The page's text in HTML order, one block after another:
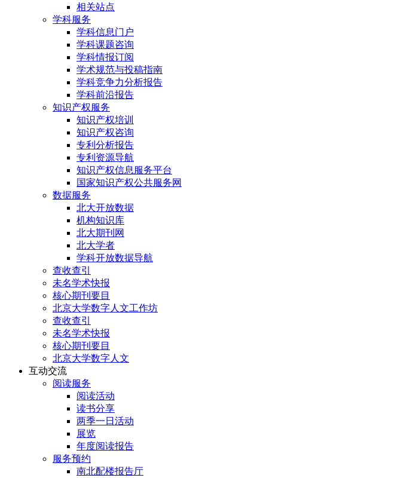
相关站点
学科服务
学科信息门户
学科课题咨询
学科情报订阅
学术规范与投稿指南
学科竞争力分析报告
学科前沿报告
知识产权服务
知识产权培训
知识产权咨询
专利分析报告
专利资源导航
知识产权信息服务平台
国家知识产权公共服务网
数据服务
北大开放数据
机构知识库
北大期刊网
北大学者
学科开放数据导航
查收查引
未名学术快报
核心期刊要目
北京大学数字人文工作坊
查收查引
未名学术快报
核心期刊要目
北京大学数字人文
互动交流
阅读服务
阅读活动
读书分享
两季一日活动
展览
年度阅读报告
服务预约
南北配楼报告厅